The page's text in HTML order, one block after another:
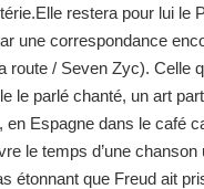
restera pour lui
une correspondance
route / Seven Zyc). Celle
le parlé chanté, un art
en Espagne dans le café
le temps d’une
étonnant que Freud ait